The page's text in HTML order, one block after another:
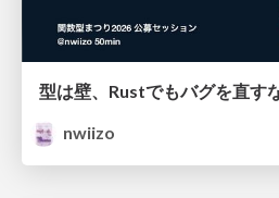
型は壁、Rustでもバグを直す
nwiizo